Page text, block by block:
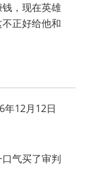
，现在英雄
正好给他和
年12月12日
气买了审判